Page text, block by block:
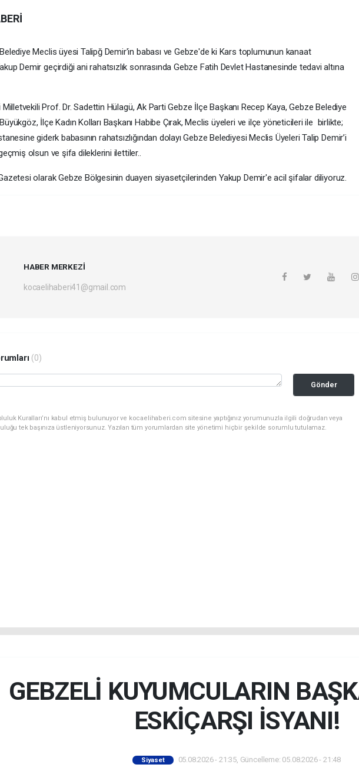
Meclis üyesi Talipğ Demir'in babası ve Gebze'de ki Kars toplumunun kanaat
Demir geçirdiği ani rahatsızlık sonrasında Gebze Fatih Devlet Hastanesinde tedavi altına
Prof. Dr. Sadettin Hülagü, Ak Parti Gebze İlçe Başkanı Recep Kaya, Gebze Belediye
İlçe Kadın Kolları Başkanı Habibe Çırak, Meclis üyeleri ve ilçe yöneticileri ile birlikte;
giderk babasının rahatsızlığından dolayı Gebze Belediyesi Meclis Üyeleri Talip Demir’i
olsun ve şifa dileklerini ilettiler..
olarak Gebze Bölgesinin duayen siyasetçilerinden Yakup Demir'e acil şifalar diliyoruz.
HABER MERKEZİ
kocaelihaberi41@gmail.com
(0)
Gönder
Kuralları’nı kabul etmiş bulunuyor ve kocaelihaberi.com sitesine yaptığınız yorumunuzla ilgili doğrudan veya
tek başınıza üstleniyorsunuz. Yazılan tüm yorumlardan site yönetimi hiçbir şekilde sorumlu tutulamaz.
GEBZELİ KUYUMCULARIN
ESKİÇARŞI İSYANI!
Siyaset 05.08.2026 - 21:35, Güncelleme: 05.08.2026 - 21:48